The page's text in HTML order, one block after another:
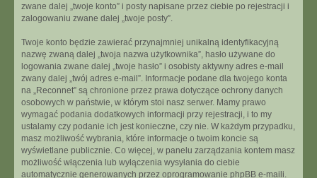
zwane dalej „twoje konto” i posty napisane przez ciebie po rejestracji i
zalogowaniu zwane dalej „twoje posty”.
Twoje konto będzie zawierać przynajmniej unikalną identyfikacyjną
nazwę zwaną dalej „twoja nazwa użytkownika”, hasło używane do
logowania zwane dalej „twoje hasło” i osobisty aktywny adres e-mail
zwany dalej „twój adres e-mail”. Informacje podane dla twojego konta
na „Reconnet” są chronione przez prawa dotyczące ochrony danych
osobowych w państwie, w którym stoi nasz serwer. Mamy prawo
wymagać podania dodatkowych informacji przy rejestracji, i to my
ustalamy czy podanie ich jest konieczne, czy nie. W każdym przypadku,
masz możliwość wybrania, które informacje o twoim koncie są
wyświetlane publicznie. Co więcej, w panelu zarządzania kontem masz
możliwość włączenia lub wyłączenia wysyłania do ciebie
automatycznie generowanych przez oprogramowanie phpBB e-maili.